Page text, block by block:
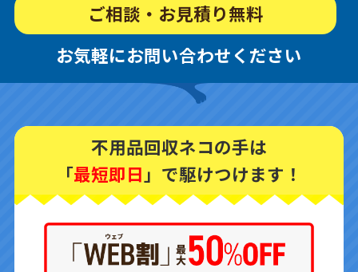
ご相談・お見積り無料
お気軽にお問い合わせください
不用品回収ネコの手は
「最短即日 」で駆けつけます！